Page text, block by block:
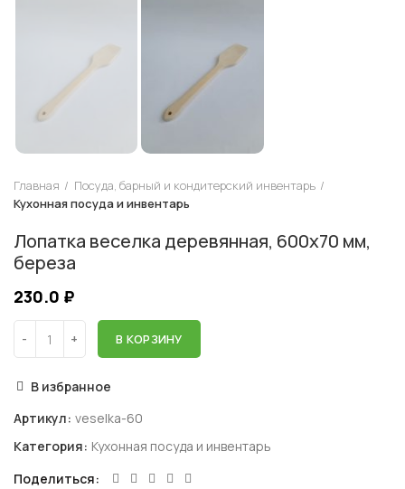
Главная
Посуда, барный и кондитерский инвентарь
Кухонная посуда и инвентарь
Лопатка веселка деревянная, 600х70 мм,
береза
230.0 ₽
В КОРЗИНУ
В избранное
Артикул: veselka-60
Категория: Кухонная посуда и инвентарь
Поделиться